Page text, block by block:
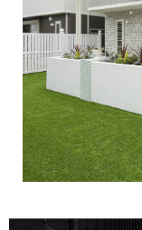
詳しくはコチラ